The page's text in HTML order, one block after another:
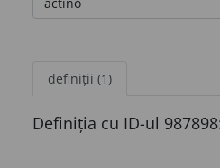
definiții (1)
Definiția cu ID-ul